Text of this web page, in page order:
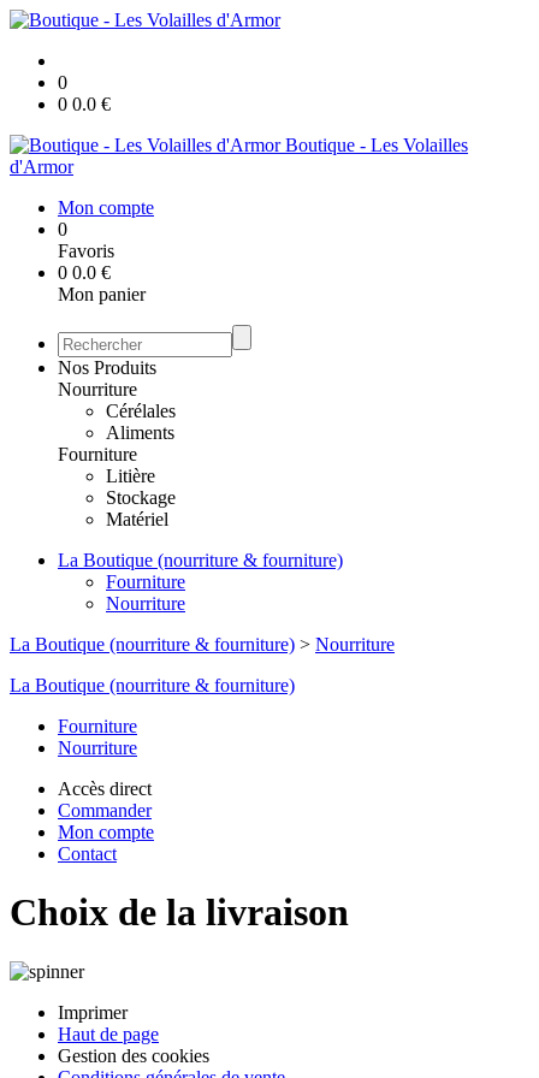
0
0 0.0 €
Boutique - Les Volailles
d'Armor
Mon compte
0
Favoris
0 0.0 €
Mon panier
Nos Produits
Nourriture
Cérélales
Aliments
Fourniture
Litière
Stockage
Matériel
La Boutique (nourriture & fourniture)
Fourniture
Nourriture
La Boutique (nourriture & fourniture) > Nourriture
La Boutique (nourriture & fourniture)
Fourniture
Nourriture
Accès direct
Commander
Mon compte
Contact
Choix de la livraison
Imprimer
Haut de page
Gestion des cookies